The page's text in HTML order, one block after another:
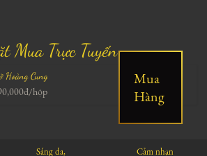
Mua Trực Tuyến
Hoàng Cung
hộp
Mua
Hàng
Sáng da,
Cảm nhận